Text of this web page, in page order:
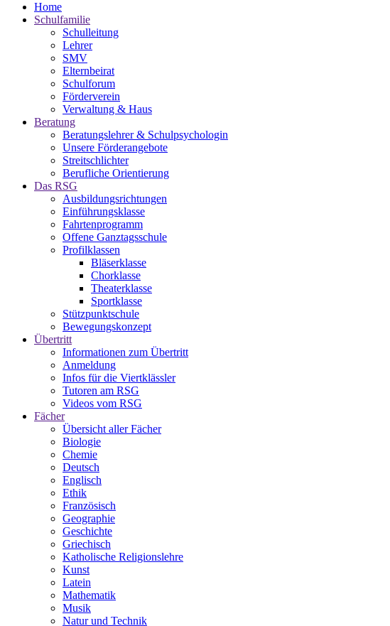
Home
Schulfamilie
Schulleitung
Lehrer
SMV
Elternbeirat
Schulforum
Förderverein
Verwaltung & Haus
Beratung
Beratungslehrer & Schulpsychologin
Unsere Förderangebote
Streitschlichter
Berufliche Orientierung
Das RSG
Ausbildungsrichtungen
Einführungsklasse
Fahrtenprogramm
Offene Ganztagsschule
Profilklassen
Bläserklasse
Chorklasse
Theaterklasse
Sportklasse
Stützpunktschule
Bewegungskonzept
Übertritt
Informationen zum Übertritt
Anmeldung
Infos für die Viertklässler
Tutoren am RSG
Videos vom RSG
Fächer
Übersicht aller Fächer
Biologie
Chemie
Deutsch
Englisch
Ethik
Französisch
Geographie
Geschichte
Griechisch
Katholische Religionslehre
Kunst
Latein
Mathematik
Musik
Natur und Technik